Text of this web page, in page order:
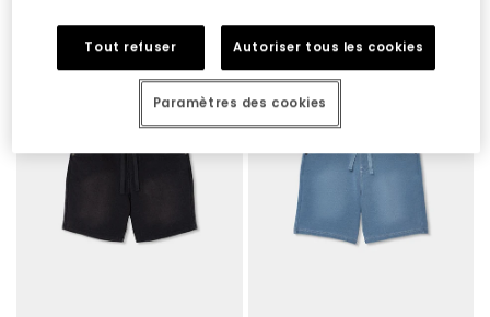
Tout refuser Autoriser tous les cookies
Paramètres des cookies